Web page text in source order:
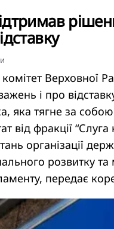
Верховної
і про
яка тягне за собою
від фракції “Слуга
організації
розвитку та
передає